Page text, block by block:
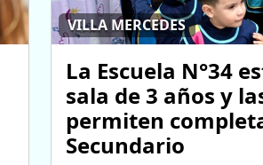
VILLA MERCEDES
La Escuela N°34
sala de 3 años y
permiten
Secundario